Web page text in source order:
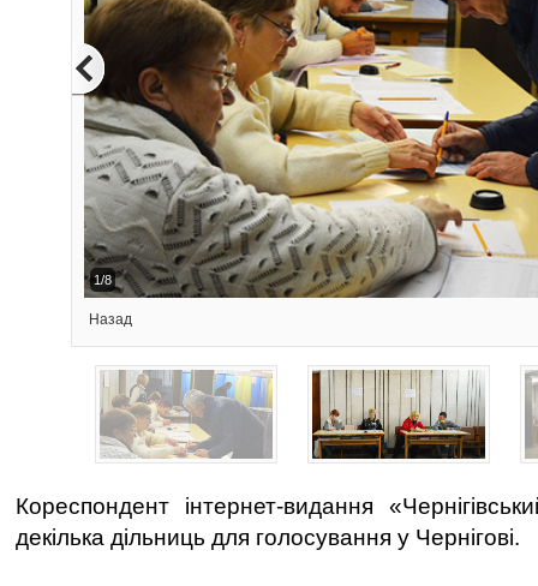
2/8
Назад
Кореспондент інтернет-видання
декілька дільниць для голосування у Чернігові.